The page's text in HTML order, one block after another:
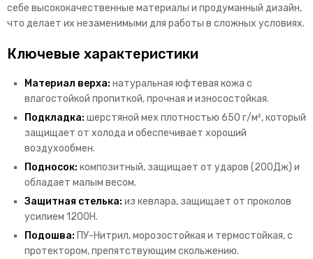
себе высококачественные материалы и продуманный дизайн,
что делает их незаменимыми для работы в сложных условиях.
Ключевые характеристики
Материал верха: натуральная юфтевая кожа с
влагостойкой пропиткой, прочная и износостойкая.
Подкладка: шерстяной мех плотностью 650 г/м², который
защищает от холода и обеспечивает хороший
воздухообмен.
Подносок: композитный, защищает от ударов (200Дж) и
обладает малым весом.
Защитная стелька: из кевлара, защищает от проколов
усилием 1200Н.
Подошва: ПУ-Нитрил, морозостойкая и термостойкая, с
протектором, препятствующим скольжению.